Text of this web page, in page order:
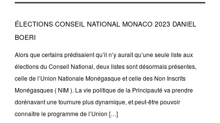
ÉLECTIONS CONSEIL NATIONAL MONACO 2023 DANIEL
BOERI
Alors que certains prédisaient qu’il n’y aurait qu’une seule liste aux
élections du Conseil National, deux listes sont désormais présentes,
celle de l’Union Nationale Monégasque et celle des Non Inscrits
Monégasques ( NIM ). La vie politique de la Principauté va prendre
dorénavant une tournure plus dynamique, et peut-être pouvoir
connaître le programme de l’Union […]